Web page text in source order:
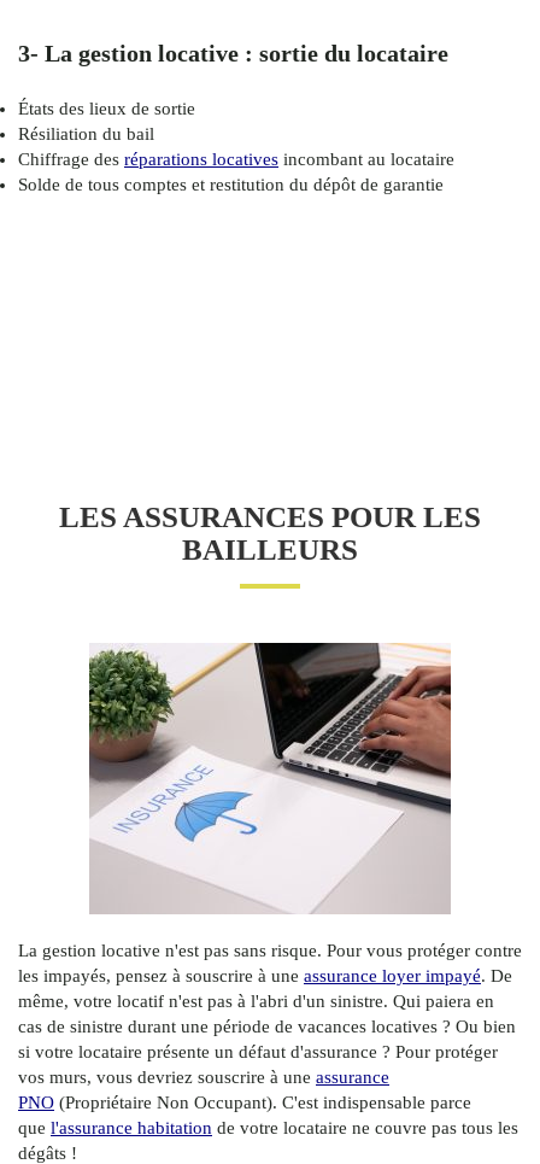
3- La gestion locative : sortie du locataire
États des lieux de sortie
Résiliation du bail
Chiffrage des réparations locatives incombant au locataire
Solde de tous comptes et restitution du dépôt de garantie
LES ASSURANCES POUR LES
BAILLEURS
La gestion locative n'est pas sans risque. Pour vous protéger contre
les impayés, pensez à souscrire à une assurance loyer impayé. De
même, votre locatif n'est pas à l'abri d'un sinistre. Qui paiera en
cas de sinistre durant une période de vacances locatives ? Ou bien
si votre locataire présente un défaut d'assurance ? Pour protéger
vos murs, vous devriez souscrire à une assurance
PNO (Propriétaire Non Occupant). C'est indispensable parce
que l'assurance habitation de votre locataire ne couvre pas tous les
dégâts !